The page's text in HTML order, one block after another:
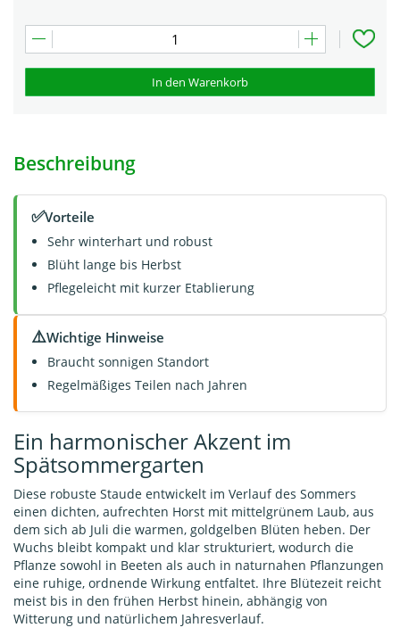
In den Warenkorb
Beschreibung
✅Vorteile
Sehr winterhart und robust
Blüht lange bis Herbst
Pflegeleicht mit kurzer Etablierung
⚠️Wichtige Hinweise
Braucht sonnigen Standort
Regelmäßiges Teilen nach Jahren
Ein harmonischer Akzent im
Spätsommergarten
Diese robuste Staude entwickelt im Verlauf des Sommers
einen dichten, aufrechten Horst mit mittelgrünem Laub, aus
dem sich ab Juli die warmen, goldgelben Blüten heben. Der
Wuchs bleibt kompakt und klar strukturiert, wodurch die
Pflanze sowohl in Beeten als auch in naturnahen Pflanzungen
eine ruhige, ordnende Wirkung entfaltet. Ihre Blütezeit reicht
meist bis in den frühen Herbst hinein, abhängig von
Witterung und natürlichem Jahresverlauf.